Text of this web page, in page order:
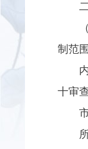
制范围
十审